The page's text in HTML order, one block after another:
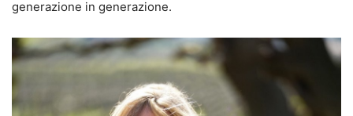
generazione in generazione.